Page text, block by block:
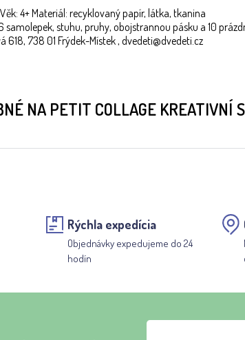
4+ Materiál: recyklovaný papír, látka, tkanina
samolepek, stuhu, pruhy, obojstrannou pásku a 10
618, 738 01 Frýdek-Místek , dvedeti@dvedeti.cz
NA PETIT COLLAGE
Rýchla expedícia
Objednávky expedujeme do 24
hodín